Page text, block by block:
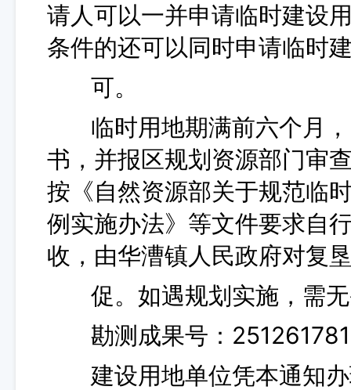
请人可以一并申请临时建设
条件的还可以同时申请临时
可。
临时用地期满前六个月，
书，并报区规划资源部门审
按《自然资源部关于规范临
例实施办法》等文件要求自
收，由华漕镇人民政府对复
促。如遇规划实施，需无
勘测成果号：
建设用地单位凭本通知办